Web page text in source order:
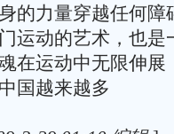
的力量穿越任何障
运动的艺术，也是
在运动中无限伸展
国越来越多